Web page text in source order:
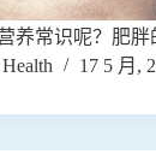
养常识呢？肥
17 5 月,